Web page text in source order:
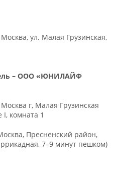
ул. Малая Грузинская,
– ООО «ЮНИЛАЙФ
г, Малая Грузинская
комната 1
Пресненский район,
7–9 минут пешком)